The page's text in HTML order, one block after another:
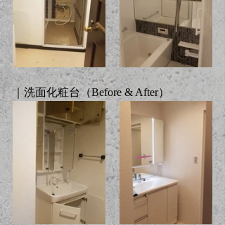
｜洗面化粧台（Before & After）